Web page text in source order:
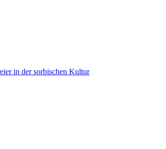
in der sorbischen Kultur